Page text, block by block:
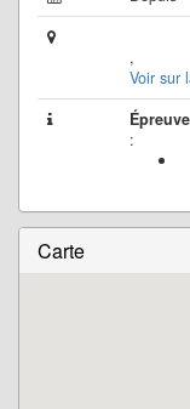
,
Voir sur
:
Carte